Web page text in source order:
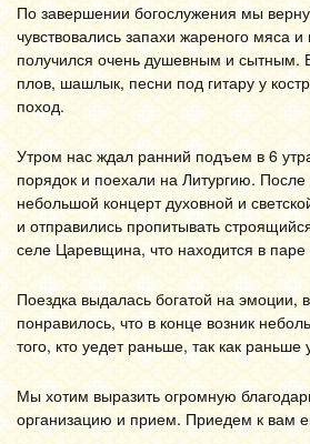
По завершении богослужения мы
чувствовались запахи жареного мяса
получился очень душевным и сытным.
плов, шашлык, песни под гитару у
поход.
Утром нас ждал ранний подъем в 6
порядок и поехали на Литургию.
небольшой концерт духовной и
и отправились пропитывать
селе Царевщина, что находится в
Поездка выдалась богатой на эмоции,
понравилось, что в конце возник
того, кто уедет раньше, так как раньше
Мы хотим выразить огромную
организацию и прием. Приедем к вам